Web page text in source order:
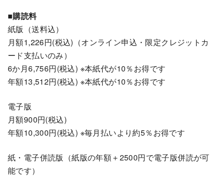
■購読料
紙版（送料込）
月額1,226円(税込)（オンライン申込・限定クレジットカ
ード支払いのみ）
6か月6,756円(税込) ※本紙代が10％お得です
年額13,512円(税込) ※本紙代が10％お得です
電子版
月額900円(税込)
年額10,300円(税込) ※毎月払いより約5％お得です
紙・電子併読版（紙版の年額＋2500円で電子版併読が可
能です）